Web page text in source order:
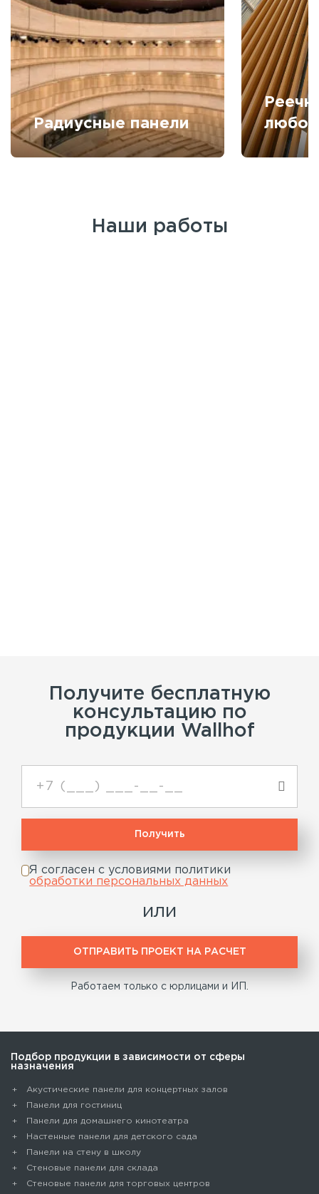
Радиусные панели
Наши работы
Получите бесплатную
консультацию по
продукции Wallhof
Я согласен с условиями политики
обработки персональных данных
или
ОТПРАВИТЬ ПРОЕКТ НА РАСЧЕТ
Работаем только с юрлицами и ИП.
Подбор продукции в зависимости от сферы
назначения
Акустические панели для концертных залов
Панели для гостиниц
Панели для домашнего кинотеатра
Настенные панели для детского сада
Панели на стену в школу
Стеновые панели для склада
Cтеновые панели для торговых центров